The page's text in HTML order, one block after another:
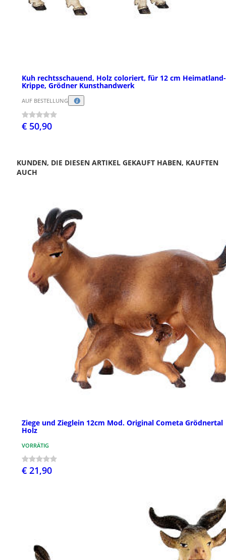
Kuh rechtsschauend, Holz coloriert, für 12 cm Heimatland-
Krippe, Grödner Kunsthandwerk
AUF BESTELLUNG
€ 50,90
KUNDEN, DIE DIESEN ARTIKEL GEKAUFT HABEN, KAUFTEN
AUCH
Ziege und Zieglein 12cm Mod. Original Cometa Grödnertal
Holz
VORRÄTIG
€ 21,90